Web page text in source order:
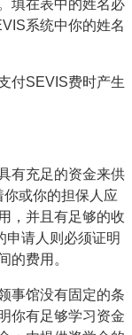
填在表中的姓名必
系统中你的姓名
付SEVIS费时产生
有充足的资金来供
或你的担保人应
，并且有足够的收
申请人则必须证明
的费用。
事馆没有固定的条
你有足够学习资金